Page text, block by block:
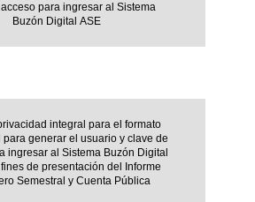
para ingresar al Sistema
Buzón Digital ASE
integral para el formato
para generar el usuario y clave de
ingresar al Sistema Buzón Digital
de presentación del Informe
Semestral y Cuenta Pública